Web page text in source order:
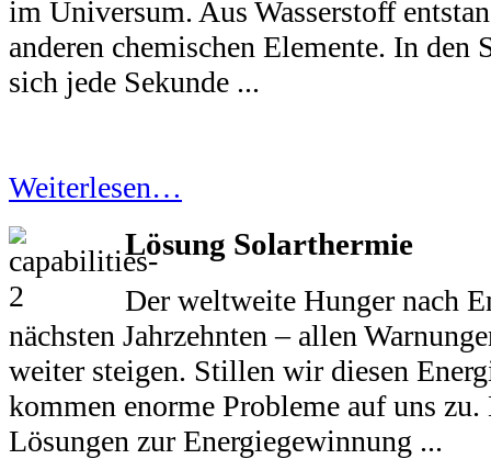
im Universum. Aus Wasserstoff
anderen chemischen Elemente. In den
sich jede Sekunde ...
Weiterlesen…
Lösung Solarthermie
Der weltweite Hunger nach
nächsten Jahrzehnten – allen
weiter steigen. Stillen wir diesen
kommen enorme Probleme auf uns zu.
Lösungen zur Energiegewinnung ...